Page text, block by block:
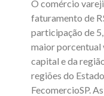
O comércio
faturamento de
participação de
maior porcentual
capital e da
regiões do
FecomercioSP.